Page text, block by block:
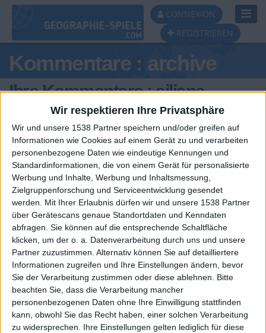
Wir respektieren Ihre Privatsphäre
Wir und unsere 1538 Partner speichern und/oder greifen auf
Informationen wie Cookies auf einem Gerät zu und verarbeiten
personenbezogene Daten wie eindeutige Kennungen und
Standardinformationen, die von einem Gerät für personalisierte
Werbung und Inhalte, Werbung und Inhaltsmessung,
Zielgruppenforschung und Serviceentwicklung gesendet
werden.
Mit Ihrer Erlaubnis dürfen wir und unsere 1538 Partner
über Gerätescans genaue Standortdaten und Kenndaten
abfragen. Sie können auf die entsprechende Schaltfläche
klicken, um der o. a. Datenverarbeitung durch uns und unsere
Partner zuzustimmen. Alternativ können Sie auf detailliertere
Informationen zugreifen und Ihre Einstellungen ändern, bevor
Sie der Verarbeitung zustimmen oder diese ablehnen.
Bitte
beachten Sie, dass die Verarbeitung mancher
personenbezogenen Daten ohne Ihre Einwilligung stattfinden
kann, obwohl Sie das Recht haben, einer solchen Verarbeitung
zu widersprechen. Ihre Einstellungen gelten lediglich für diese
CONNEXION
REGISTRIEREN
Kommentare : archive
Ihre Kommentare : siliana
Ein problem oder einen Fehler melden
juegos-geograficos.com
geographie-spiele.com
giochi-geografici.com
geoheroes.com
🇺🇸 We noticed you’re visiting
from an English-speaking
country
Join our American version now and be
among the firsts to submit your score
on our leaderboards!